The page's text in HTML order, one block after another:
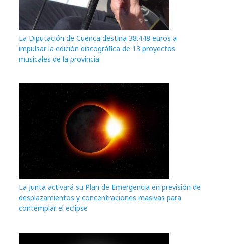
La Diputación de Cuenca destina 38.448 euros a
impulsar la edición discográfica de 13 proyectos
musicales de la provincia
La Junta activará su Plan de Emergencia en previsión de
desplazamientos y concentraciones masivas para
contemplar el eclipse